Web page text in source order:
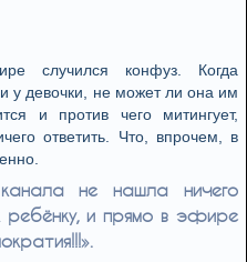
случился конфуз. Когда
у девочки, не может ли она им
и против чего митингует,
ответить. Что, впрочем, в
не нашла ничего
ребёнку, и прямо в эфире